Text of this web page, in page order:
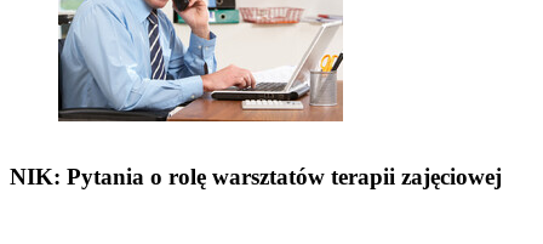
NIK: Pytania o rolę warsztatów terapii zajęciowej